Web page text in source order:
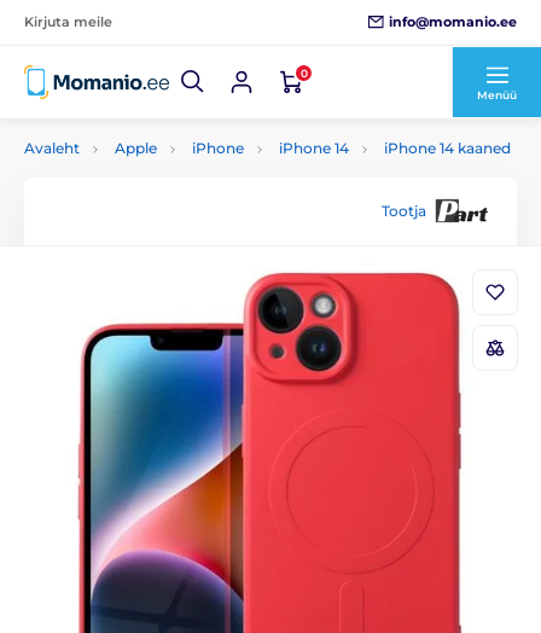
Kirjuta meile info@momanio.ee
0
Menüü
Avaleht Apple iPhone iPhone 14 iPhone 14 kaaned
Tootja